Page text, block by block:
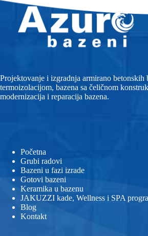
Projektovanje i izgradnja armirano betonskih
termoizolacijom, bazena sa čeličnom
modernizacija i reparacija bazena.
Početna
Grubi radovi
Bazeni u fazi izrade
Gotovi bazeni
Keramika u bazenu
JAKUZZI kade, Wellness i SPA
Blog
Kontakt